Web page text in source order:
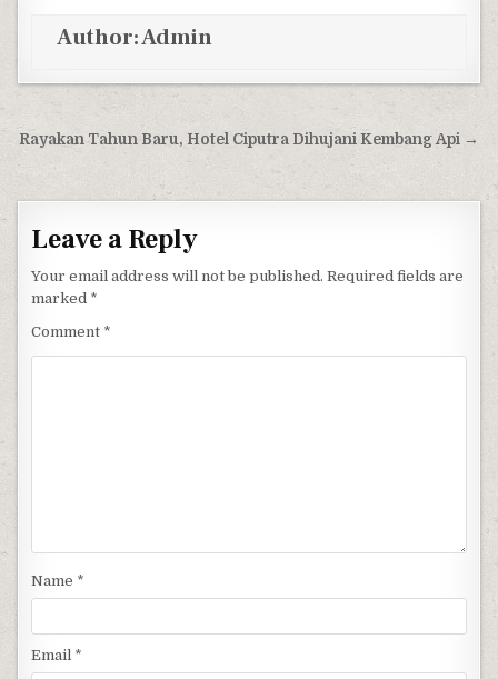
Author:Admin
Post navigation
Rayakan Tahun Baru, Hotel Ciputra Dihujani Kembang Api →
Leave a Reply
Your email address will not be published. Required fields are
marked *
Comment *
Name *
Email *